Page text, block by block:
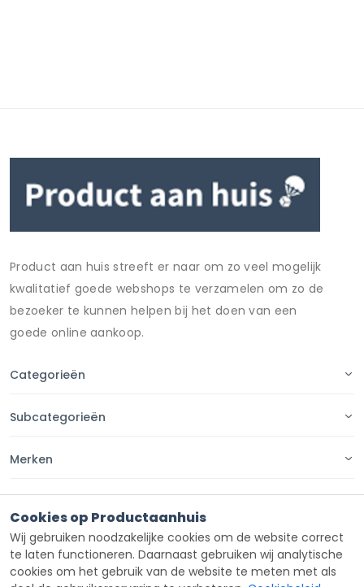
Product aan huis streeft er naar om zo veel mogelijk
kwalitatief goede webshops te verzamelen om zo de
bezoeker te kunnen helpen bij het doen van een
goede online aankoop.
Categorieën
Subcategorieën
Merken
Contact
Cookies op Productaanhuis
Wij gebruiken noodzakelijke cookies om de website correct
te laten functioneren. Daarnaast gebruiken wij analytische
cookies om het gebruik van de website te meten met als